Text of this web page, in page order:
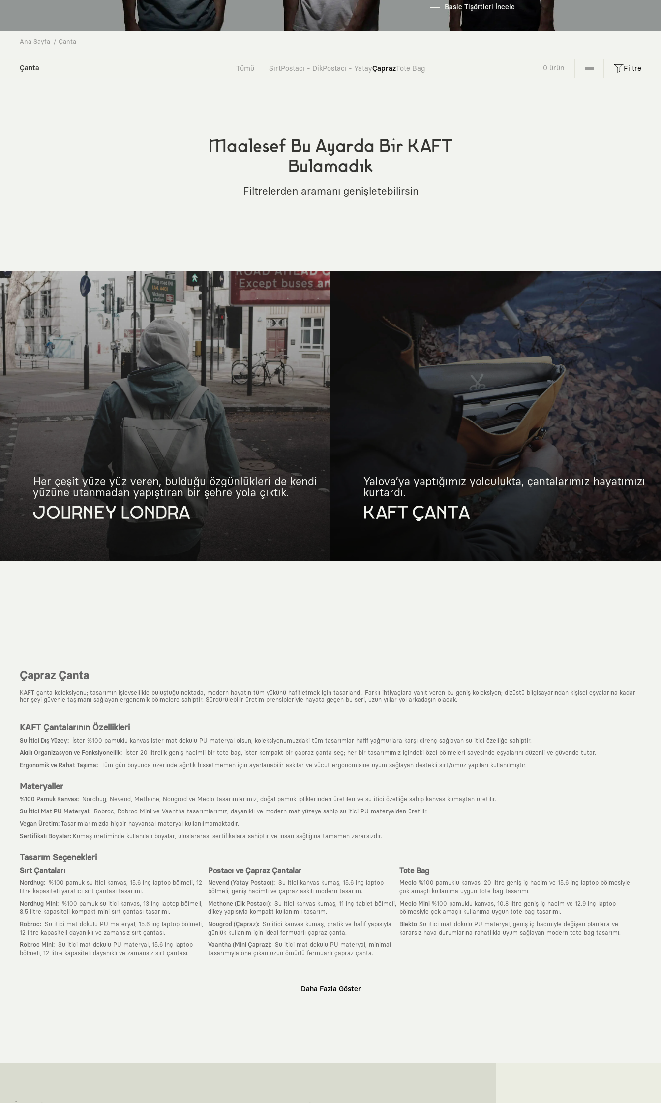
Basic Tişörtleri İncele
Ana Sayfa Çanta
Çanta Tümü SırtPostacı - DikPostacı - YatayÇaprazTote Bag 0 ürün Filtre
Maalesef Bu Ayarda Bir KAFT
Bulamadık
Filtrelerden aramanı genişletebilirsin
Her çeşit yüze yüz veren, bulduğu özgünlükleri de kendi
yüzüne utanmadan yapıştıran bir şehre yola çıktık.
JOURNEY LONDRA
Yalova’ya yaptığımız yolculukta, çantalarımız hayatımızı
kurtardı.
KAFT ÇANTA
Çapraz Çanta
KAFT çanta koleksiyonu; tasarımın işlevsellikle buluştuğu noktada, modern hayatın tüm yükünü hafifletmek için tasarlandı. Farklı ihtiyaçlara yanıt veren bu geniş koleksiyon; dizüstü bilgisayarından kişisel eşyalarına kadar
her şeyi güvenle taşımanı sağlayan ergonomik bölmelere sahiptir. Sürdürülebilir üretim prensipleriyle hayata geçen bu seri, uzun yıllar yol arkadaşın olacak.
KAFT Çantalarının Özellikleri
Su İtici Dış Yüzey: İster %100 pamuklu kanvas ister mat dokulu PU materyal olsun, koleksiyonumuzdaki tüm tasarımlar hafif yağmurlara karşı direnç sağlayan su itici özelliğe sahiptir.
Akıllı Organizasyon ve Fonksiyonellik: İster 20 litrelik geniş hacimli bir tote bag, ister kompakt bir çapraz çanta seç; her bir tasarımımız içindeki özel bölmeleri sayesinde eşyalarını düzenli ve güvende tutar.
Ergonomik ve Rahat Taşıma: Tüm gün boyunca üzerinde ağırlık hissetmemen için ayarlanabilir askılar ve vücut ergonomisine uyum sağlayan destekli sırt/omuz yapıları kullanılmıştır.
Materyaller
%100 Pamuk Kanvas: Nordhug, Nevend, Methone, Nougrod ve Meclo tasarımlarımız, doğal pamuk ipliklerinden üretilen ve su itici özelliğe sahip kanvas kumaştan üretilir.
Su İtici Mat PU Materyal : Robroc, Robroc Mini ve Vaantha tasarımlarımız, dayanıklı ve modern mat yüzeye sahip su itici PU materyalden üretilir.
Vegan Üretim: Tasarımlarımızda hiçbir hayvansal materyal kullanılmamaktadır.
Sertifikalı Boyalar: Kumaş üretiminde kullanılan boyalar, uluslararası sertifikalara sahiptir ve insan sağlığına tamamen zararsızdır.
Tasarım Seçenekleri
Sırt Çantaları
Nordhug:
%100 pamuk su itici kanvas, 15.6 inç laptop bölmeli, 12
litre kapasiteli yaratıcı sırt çantası tasarımı.
Nordhug Mini:
%100 pamuk su itici kanvas, 13 inç laptop bölmeli,
8.5 litre kapasiteli kompakt mini sırt çantası tasarımı.
Robroc: Su itici mat dokulu PU materyal, 15.6 inç laptop bölmeli,
12 litre kapasiteli dayanıklı ve zamansız sırt çantası.
Robroc Mini: Su itici mat dokulu PU materyal, 15.6 inç laptop
bölmeli, 12 litre kapasiteli dayanıklı ve zamansız sırt çantası.
Postacı ve Çapraz Çantalar
Nevend (Yatay Postacı): Su itici kanvas kumaş, 15.6 inç laptop
bölmeli, geniş hacimli ve çapraz askılı modern tasarım.
Methone (Dik Postacı): Su itici kanvas kumaş, 11 inç tablet bölmeli,
dikey yapısıyla kompakt kullanımlı tasarım.
Nougrod (Çapraz): Su itici kanvas kumaş, pratik ve hafif yapısıyla
günlük kullanım için ideal fermuarlı çapraz çanta.
Vaantha (Mini Çapraz): Su itici mat dokulu PU materyal, minimal
tasarımıyla öne çıkan uzun ömürlü fermuarlı çapraz çanta.
Tote Bag
Meclo %100 pamuklu kanvas, 20 litre geniş iç hacim ve 15.6 inç laptop bölmesiyle
çok amaçlı kullanıma uygun tote bag tasarımı.
Meclo Mini %100 pamuklu kanvas, 10.8 litre geniş iç hacim ve 12.9 inç laptop
bölmesiyle çok amaçlı kullanıma uygun tote bag tasarımı.
Blekto Su itici mat dokulu PU materyal, geniş iç hacmiyle değişen planlara ve
kararsız hava durumlarına rahatlıkla uyum sağlayan modern tote bag tasarımı.
Daha Fazla Göster